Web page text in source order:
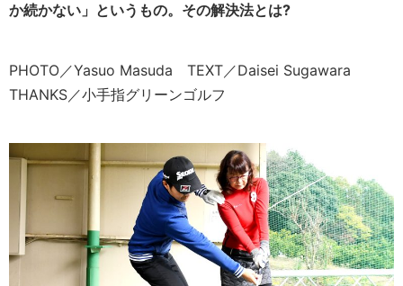
か続かない」というもの。その解決法とは?
PHOTO／Yasuo Masuda TEXT／Daisei Sugawara
THANKS／小手指グリーンゴルフ